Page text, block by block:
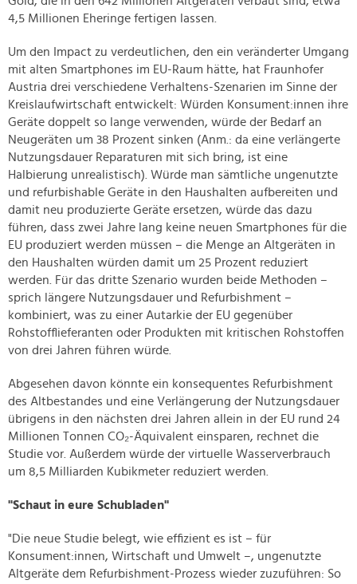
4,5 Millionen Eheringe fertigen lassen.
Um den Impact zu verdeutlichen, den ein veränderter Umgang
mit alten Smartphones im EU-Raum hätte, hat Fraunhofer
Austria drei verschiedene Verhaltens-Szenarien im Sinne der
Kreislaufwirtschaft entwickelt: Würden Konsument:innen ihre
Geräte doppelt so lange verwenden, würde der Bedarf an
Neugeräten um 38 Prozent sinken (Anm.: da eine verlängerte
Nutzungsdauer Reparaturen mit sich bring, ist eine
Halbierung unrealistisch). Würde man sämtliche ungenutzte
und refurbishable Geräte in den Haushalten aufbereiten und
damit neu produzierte Geräte ersetzen, würde das dazu
führen, dass zwei Jahre lang keine neuen Smartphones für die
EU produziert werden müssen – die Menge an Altgeräten in
den Haushalten würden damit um 25 Prozent reduziert
werden. Für das dritte Szenario wurden beide Methoden –
sprich längere Nutzungsdauer und Refurbishment –
kombiniert, was zu einer Autarkie der EU gegenüber
Rohstofflieferanten oder Produkten mit kritischen Rohstoffen
von drei Jahren führen würde.
Abgesehen davon könnte ein konsequentes Refurbishment
des Altbestandes und eine Verlängerung der Nutzungsdauer
übrigens in den nächsten drei Jahren allein in der EU rund 24
Millionen Tonnen CO₂-Äquivalent einsparen, rechnet die
Studie vor. Außerdem würde der virtuelle Wasserverbrauch
um 8,5 Milliarden Kubikmeter reduziert werden.
"Schaut in eure Schubladen"
"Die neue Studie belegt, wie effizient es ist – für
Konsument:innen, Wirtschaft und Umwelt –, ungenutzte
Altgeräte dem Refurbishment-Prozess wieder zuzuführen: So